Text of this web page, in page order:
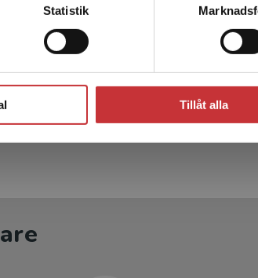
Statistik
Tillåt alla
- Beslut
paket